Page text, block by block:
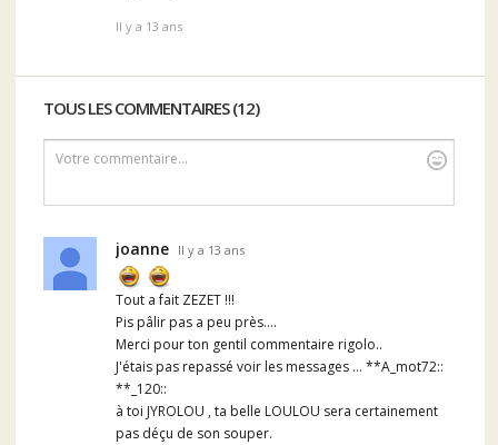
Il y a 13 ans
TOUS LES COMMENTAIRES (12)
Votre commentaire...
joanne Il y a 13 ans
Tout a fait ZEZET !!!
Pis pâlir pas a peu près....
Merci pour ton gentil commentaire rigolo..
J'étais pas repassé voir les messages ... **A_mot72::
**_120::
à toi JYROLOU , ta belle LOULOU sera certainement
pas déçu de son souper.